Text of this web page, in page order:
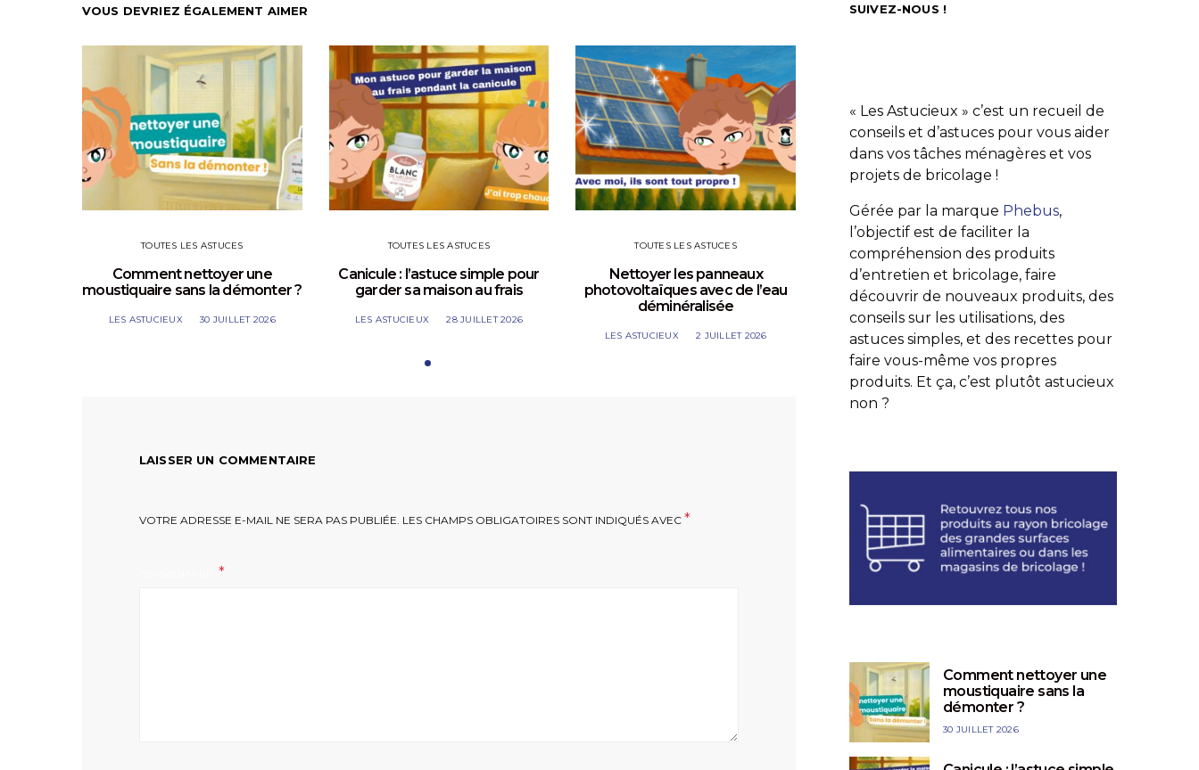
VOUS DEVRIEZ ÉGALEMENT AIMER
TOUTES LES ASTUCES
Comment nettoyer une
moustiquaire sans la démonter ?
LES ASTUCIEUX 30 JUILLET 2026
TOUTES LES ASTUCES
Canicule : l’astuce simple pour
garder sa maison au frais
LES ASTUCIEUX 28 JUILLET 2026
TOUTES LES ASTUCES
Nettoyer les panneaux
photovoltaïques avec de l’eau
déminéralisée
LES ASTUCIEUX 2 JUILLET 2026
TOUTES LES ASTUCES
Nettoyer une chaîne de vélo
efficacement et rapidement
LES ASTUCIEUX 2 JUILLET 2026
sur les outils
LAISSER UN COMMENTAIRE
VOTRE ADRESSE E-MAIL NE SERA PAS PUBLIÉE. LES CHAMPS OBLIGATOIRES SONT INDIQUÉS AVEC *
SUIVEZ-NOUS !
« Les Astucieux » c’est un recueil de
conseils et d’astuces pour vous aider
dans vos tâches ménagères et vos
projets de bricolage !
Gérée par la marque Phebus,
l’objectif est de faciliter la
compréhension des produits
d’entretien et bricolage, faire
découvrir de nouveaux produits, des
conseils sur les utilisations, des
astuces simples, et des recettes pour
faire vous-même vos propres
produits. Et ça, c’est plutôt astucieux
non ?
Comment nettoyer une
moustiquaire sans la
démonter ?
30 JUILLET 2026